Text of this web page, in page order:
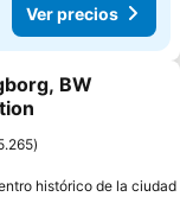
Ver precios
BW
histórico de la ciudad